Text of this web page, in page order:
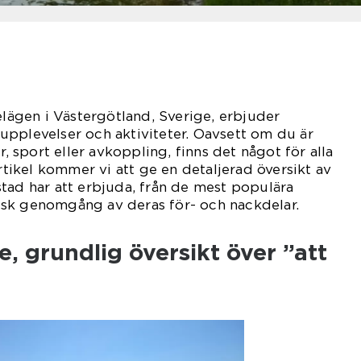
i Västergötland, Sverige, erbjuder
och aktiviteter. Oavsett om du är
sport eller avkoppling, finns det något för alla
kommer vi att ge en detaljerad översikt av
har att erbjuda, från de mest populära
genomgång av deras för- och nackdelar.
grundlig översikt över ”att